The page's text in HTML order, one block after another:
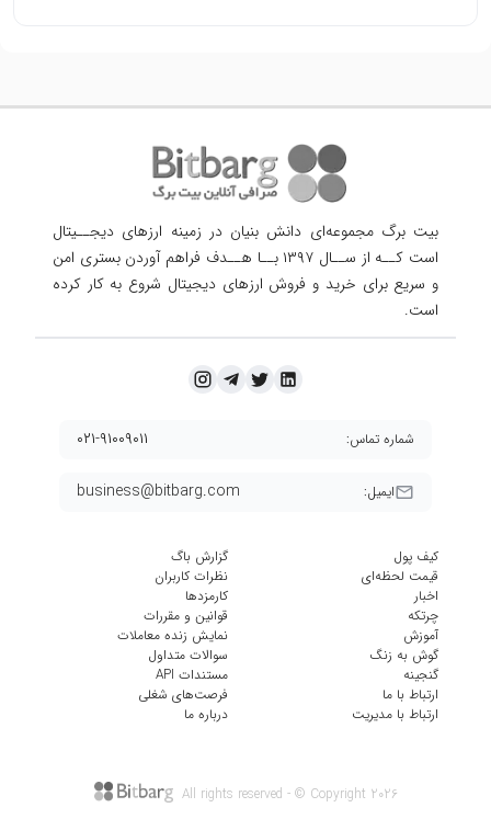
بیت برگ مجموعه‌ای دانش بنیان در زمینه ارزهای دیجــیتال
است کــه از ســال ۱۳۹۷ بــا هــدف فراهم آوردن
بستری امن
و سریع برای خرید و فروش ارزهای دیجیتال شروع به کار کرده
است.
ایمیل: business@bitbarg.com
شماره تماس: ۰۲۱-۹۱۰۰۹۰۱۱
کیف پول
قیمت لحظه‌ای
اخبار
چرتکه
آموزش
گوش به زنگ
گنجینه
ارتباط با ما
ارتباط با مدیریت
گزارش باگ
نظرات کاربران
کارمزد‌ها
قوانین و مقررات
نمایش زنده معاملات
سوالات متداول
مستندات API
فرصت‌های شغلی
درباره ما
All rights reserved - © Copyright 2026